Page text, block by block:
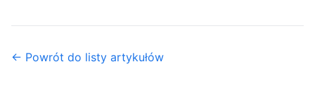
← Powrót do listy artykułów